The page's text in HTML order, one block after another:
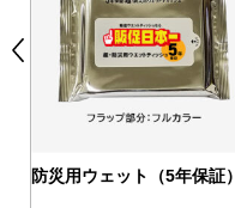
防災用ウェット（5年保証）